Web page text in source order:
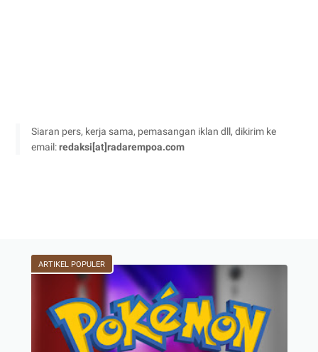
Siaran pers, kerja sama, pemasangan iklan dll, dikirim ke
email:redaksi[at]radarempoa.com
ARTIKEL POPULER